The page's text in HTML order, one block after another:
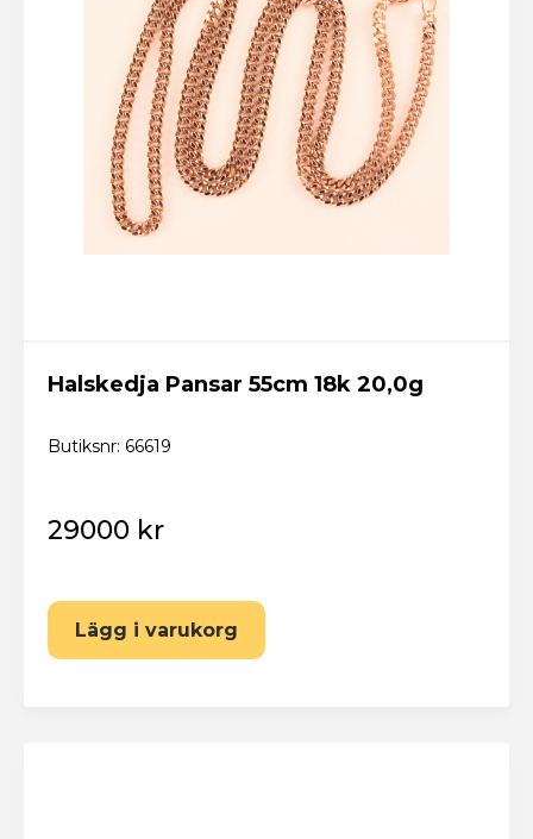
Halskedja Pansar 55cm 18k 20,0g
Butiksnr: 66619
29000 kr
Lägg i varukorg